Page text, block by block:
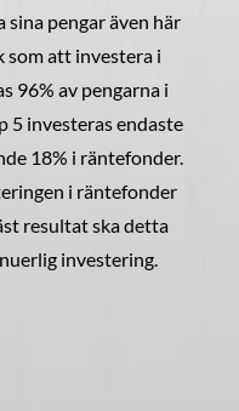
pengar även här
som att investera i
96% av pengarna i
5 investeras endaste
18% i räntefonder.
i räntefonder
resultat ska detta
investering.